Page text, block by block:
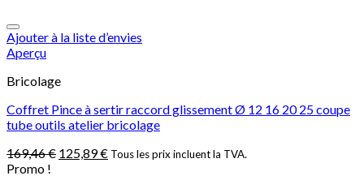
Ajouter à la liste d’envies
Aperçu
Bricolage
Coffret Pince à sertir raccord glissement Ø 12 16 20 25 coupe
tube outils atelier bricolage
169,46€ 125,89€ Tous les prix incluent la TVA.
Promo !